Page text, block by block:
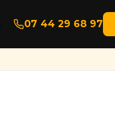
07 44 29 68 97